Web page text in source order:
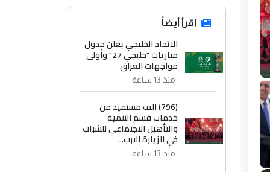
اقرأ أيضاً
الاتحاد الخليجي يعلن جدول
مباريات "خليجي 27" وأولى
مواجهات العراق
منذ 13 ساعة
(796) الف مستفيد من
خدمات قسم التنمية
والتأهيل الاجتماعي للشباب
في الزيارة الارب...
منذ 13 ساعة